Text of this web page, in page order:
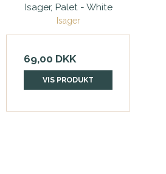
Isager, Palet - White
Isager
69,00 DKK
VIS PRODUKT